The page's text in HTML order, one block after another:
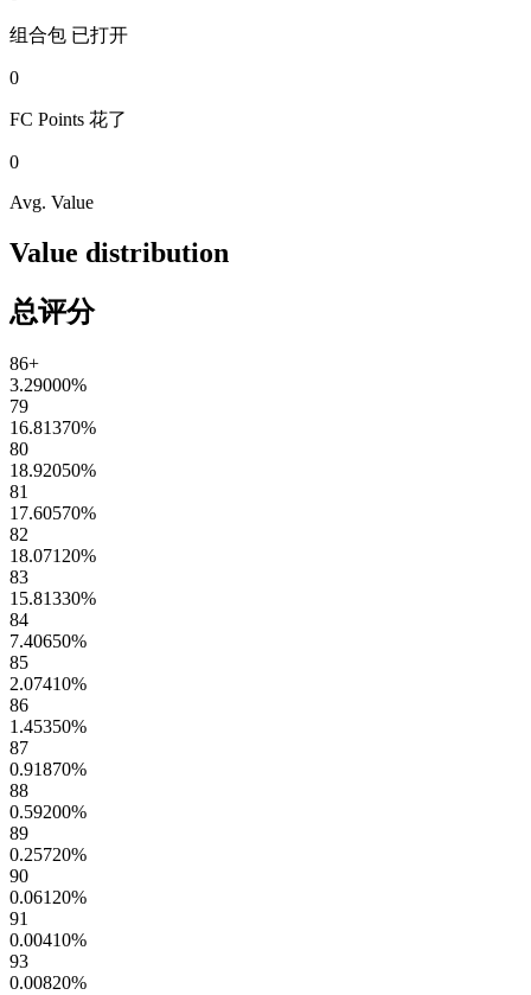
组合包 已打开
0
FC Points 花了
0
Avg. Value
Value distribution
总评分
86+
3.29000%
79
16.81370%
80
18.92050%
81
17.60570%
82
18.07120%
83
15.81330%
84
7.40650%
85
2.07410%
86
1.45350%
87
0.91870%
88
0.59200%
89
0.25720%
90
0.06120%
91
0.00410%
93
0.00820%